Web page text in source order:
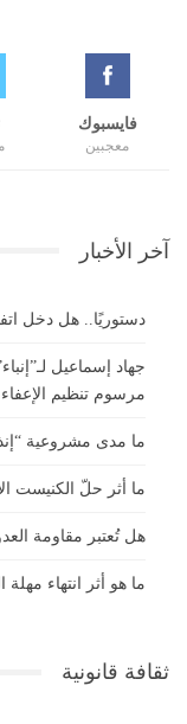
فايسبوك
معجبين
آخر الأخبار
دستوريًا.. هل دخل
جهاد إسماعيل
مرسوم تنظيم
ما مدى مشروعية
ما أثر حلّ الكنيست
هل تُعتبر مقاومة
ما هو أثر انتهاء
ثقافة قانونية